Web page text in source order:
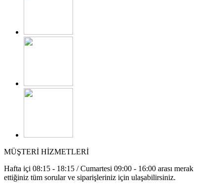
MÜŞTERİ HİZMETLERİ
Hafta içi 08:15 - 18:15 / Cumartesi 09:00 - 16:00 arası merak
ettiğiniz tüm sorular ve siparişleriniz için ulaşabilirsiniz.